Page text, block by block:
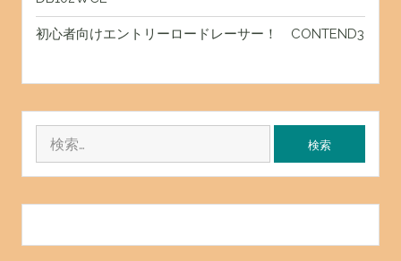
初心者向けエントリーロードレーサー！ CONTEND3